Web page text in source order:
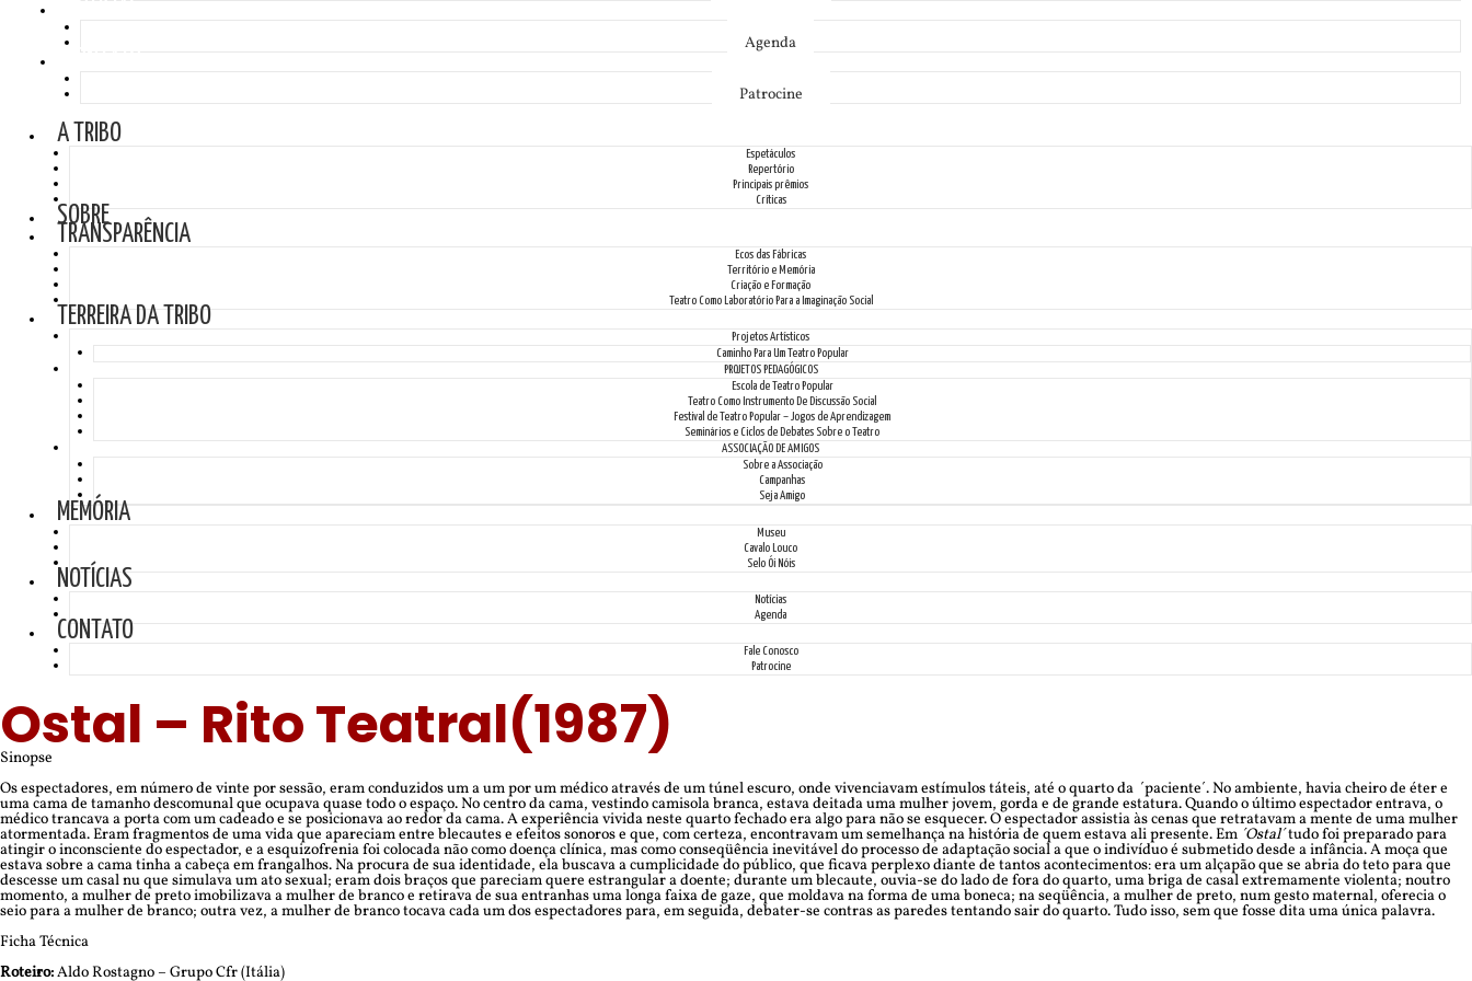
Agenda
Patrocine
A TRIBO
Espetáculos
Repertório
Principais prêmios
Críticas
SOBRE
TRANSPARÊNCIA
Ecos das Fábricas
Território e Memória
Criação e Formação
Teatro Como Laboratório Para a Imaginação Social
TERREIRA DA TRIBO
Projetos Artísticos
Caminho Para Um Teatro Popular
PROJETOS PEDAGÓGICOS
Escola de Teatro Popular
Teatro Como Instrumento De Discussão Social
Festival de Teatro Popular – Jogos de Aprendizagem
Seminários e Ciclos de Debates Sobre o Teatro
ASSOCIAÇÃO DE AMIGOS
Sobre a Associação
Campanhas
Seja Amigo
MEMÓRIA
Museu
Cavalo Louco
Selo Ói Nóis
NOTÍCIAS
Notícias
Agenda
CONTATO
Fale Conosco
Patrocine
Ostal – Rito Teatral(1987)
Sinopse
Os espectadores, em número de vinte por sessão, eram conduzidos um a um por um médico através de um túnel escuro, onde vivenciavam estímulos táteis, até o quarto da ´paciente´. No ambiente, havia cheiro de éter e
uma cama de tamanho descomunal que ocupava quase todo o espaço. No centro da cama, vestindo camisola branca, estava deitada uma mulher jovem, gorda e de grande estatura. Quando o último espectador entrava, o
médico trancava a porta com um cadeado e se posicionava ao redor da cama. A experiência vivida neste quarto fechado era algo para não se esquecer. O espectador assistia às cenas que retratavam a mente de uma mulher
atormentada. Eram fragmentos de uma vida que apareciam entre blecautes e efeitos sonoros e que, com certeza, encontravam um semelhança na história de quem estava ali presente. Em ´Ostal´tudo foi preparado para
atingir o inconsciente do espectador, e a esquizofrenia foi colocada não como doença clínica, mas como conseqüência inevitável do processo de adaptação social a que o indivíduo é submetido desde a infância. A moça que
estava sobre a cama tinha a cabeça em frangalhos. Na procura de sua identidade, ela buscava a cumplicidade do público, que ficava perplexo diante de tantos acontecimentos: era um alçapão que se abria do teto para que
descesse um casal nu que simulava um ato sexual; eram dois braços que pareciam quere estrangular a doente; durante um blecaute, ouvia-se do lado de fora do quarto, uma briga de casal extremamente violenta; noutro
momento, a mulher de preto imobilizava a mulher de branco e retirava de sua entranhas uma longa faixa de gaze, que moldava na forma de uma boneca; na seqüência, a mulher de preto, num gesto maternal, oferecia o
seio para a mulher de branco; outra vez, a mulher de branco tocava cada um dos espectadores para, em seguida, debater-se contras as paredes tentando sair do quarto. Tudo isso, sem que fosse dita uma única palavra.
Ficha Técnica
Roteiro:Aldo Rostagno – Grupo Cfr (Itália)